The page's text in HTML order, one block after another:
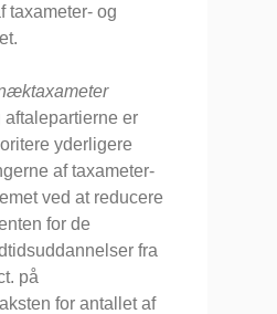
taxameter- og
aftalepartierne er
yderligere
af taxameter-
ved at reducere
for de
fra
på
for antallet af